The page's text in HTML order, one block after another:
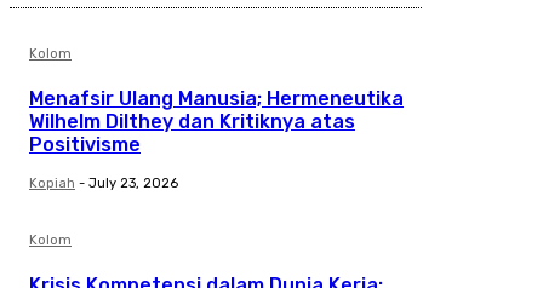
Kolom
Menafsir Ulang Manusia; Hermeneutika
Wilhelm Dilthey dan Kritiknya atas
Positivisme
Kopiah - July 23, 2026
Kolom